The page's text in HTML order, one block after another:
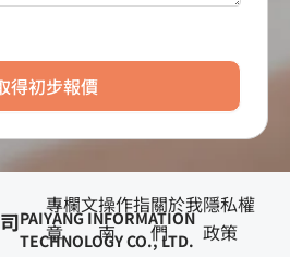
得初步報價
PAIYANG INFORMATION
TECHNOLOGY CO., LTD.
專欄文
章
操作指
南
關於我
們
隱私權
政策